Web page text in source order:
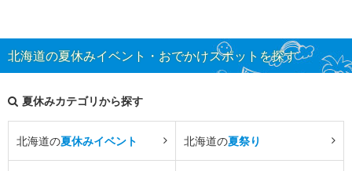
北海道の夏休みイベント・おでかけスポットを探す
夏休みカテゴリから探す
北海道の夏休みイベント 北海道の夏祭り